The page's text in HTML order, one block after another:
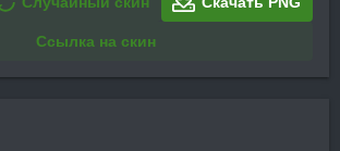
Ссылка на скин